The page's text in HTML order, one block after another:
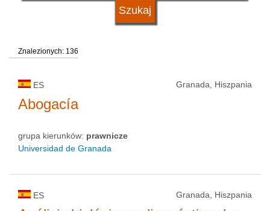
status uczelni
Znalezionych: 136
ES Granada, Hiszpania
Abogacía
grupa kierunków: prawnicze
Universidad de Granada
ES Granada, Hiszpania